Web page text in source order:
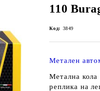
110
Код: 3849
Метален
Метална кола
реплика на